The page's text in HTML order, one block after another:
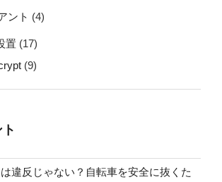
ント (4)
置 (17)
(9)
違反じゃない？自転車を安全に抜くた